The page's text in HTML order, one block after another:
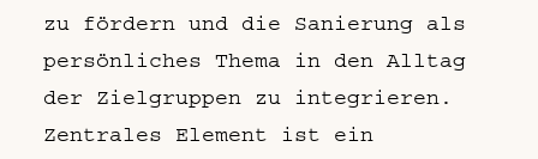
zu fördern und die Sanierung als
persönliches Thema in den Alltag
der Zielgruppen zu integrieren.
Zentrales Element ist ein